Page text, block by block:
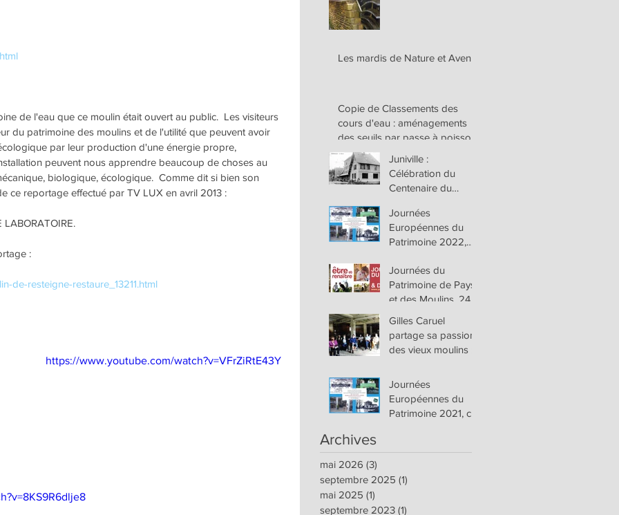
de l'eau que ce moulin était ouvert au public.  Les visiteurs
du patrimoine des moulins et de l'utilité que peuvent avoir
par leur production d'une énergie propre,
peuvent nous apprendre beaucoup de choses au
biologique, écologique.  Comme dit si bien son
ce reportage effectué par TV LUX en avril 2013 :
:
de-resteigne-restaure_13211.html
https://www.youtube.com/watch?v=VFrZiRtE43Y
Les mardis de Nature et Avenir
Copie de Classements des
cours d'eau : aménagements
des seuils par passe à poisson
ou arrasement des seui
Juniville :
Célébration du
Centenaire du
Coöpérative
Agricole de Juniville
Journées
Européennes du
Patrimoine 2022,
septembre
Journées du
Patrimoine de Pays
et des Moulins, 24
et 26 juin 2022
Gilles Caruel
partage sa passion
des vieux moulins :
Journées
Européennes du
Patrimoine 2021, ce
septembre
Archives
mai 2026 (3)
septembre 2025 (1)
mai 2025 (1)
septembre 2023 (1)